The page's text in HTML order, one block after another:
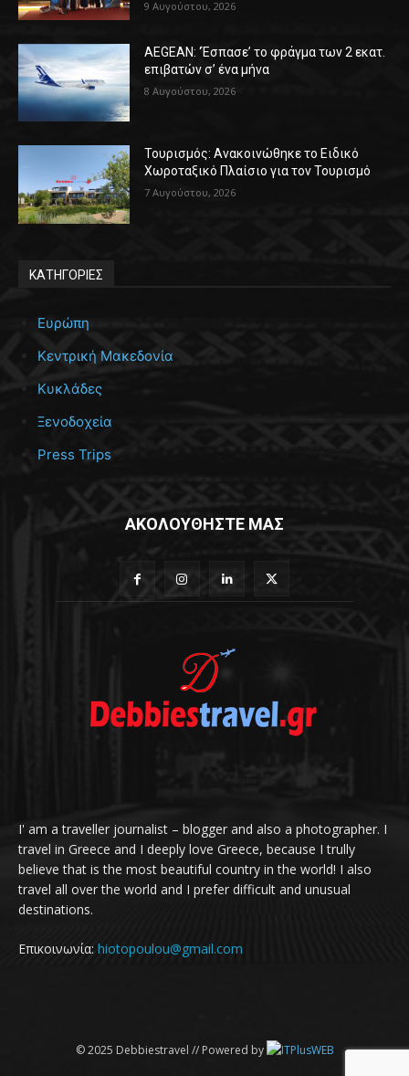
9 Αυγούστου, 2026
AEGEAN: ‘Έσπασε’ το φράγμα των 2 εκατ.
επιβατών σ’ ένα μήνα
8 Αυγούστου, 2026
Τουρισμός: Ανακοινώθηκε το Ειδικό
Χωροταξικό Πλαίσιο για τον Τουρισμό
7 Αυγούστου, 2026
ΚΑΤΗΓΟΡΙΕΣ
Ευρώπη
Κεντρική Μακεδονία
Κυκλάδες
Ξενοδοχεία
Press Trips
ΑΚΟΛΟΥΘΗΣΤΕ ΜΑΣ
I' am a traveller journalist – blogger and also a photographer. I
travel in Greece and I deeply love Greece, because I trully
believe that is the most beautiful country in the world! I also
travel all over the world and I prefer difficult and unusual
destinations.
Επικοινωνία: hiotopoulou@gmail.com
© 2025 Debbiestravel // Powered by